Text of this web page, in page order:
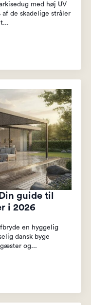
med høj UV
de skadelige stråler
guide til
i 2026
en hyggelig
dansk byge
og...